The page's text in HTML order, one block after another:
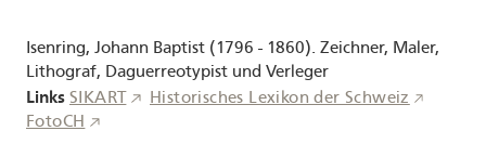
Isenring, Johann Baptist (1796 - 1860). Zeichner, Maler,
Lithograf, Daguerreotypist und Verleger
Links SIKART
Historisches Lexikon der Schweiz
FotoCH